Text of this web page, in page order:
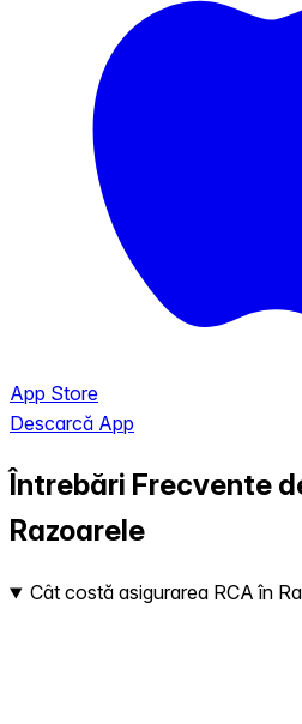
App Store
Descarcă App
Întrebări Frecvente
Razoarele
Cât costă asigurarea RCA în